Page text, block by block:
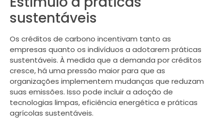
sustentáveis
Os créditos de carbono incentivam tanto as
empresas quanto os indivíduos a adotarem práticas
sustentáveis. À medida que a demanda por créditos
cresce, há uma pressão maior para que as
organizações implementem mudanças que reduzam
suas emissões. Isso pode incluir a adoção de
tecnologias limpas, eficiência energética e práticas
agrícolas sustentáveis.